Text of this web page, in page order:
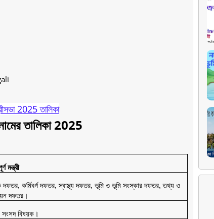
2025 তালিকা
নামের তালিকা 2025
মন্ত্রী
দফতর, কর্মিবর্গ দফতর, স্বাস্থ্য দফতর, ভূমি ও ভূমি সংস্কার দফতর, তথ্য ও
দফতর।
বিষয়ক।